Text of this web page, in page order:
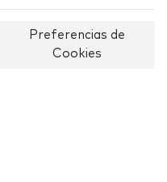
Preferencias de
Cookies